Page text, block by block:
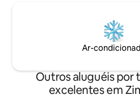
Ar-
Outros aluguéis por
excelentes em